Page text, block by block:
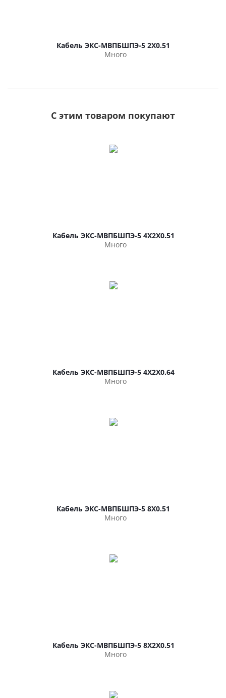
Кабель ЭКС-МВПБШПЭ-5 2Х0.51
Много
С этим товаром покупают
Кабель ЭКС-МВПБШПЭ-5 4Х2Х0.51
Много
Кабель ЭКС-МВПБШПЭ-5 4Х2Х0.64
Много
Кабель ЭКС-МВПБШПЭ-5 8Х0.51
Много
Кабель ЭКС-МВПБШПЭ-5 8Х2Х0.51
Много